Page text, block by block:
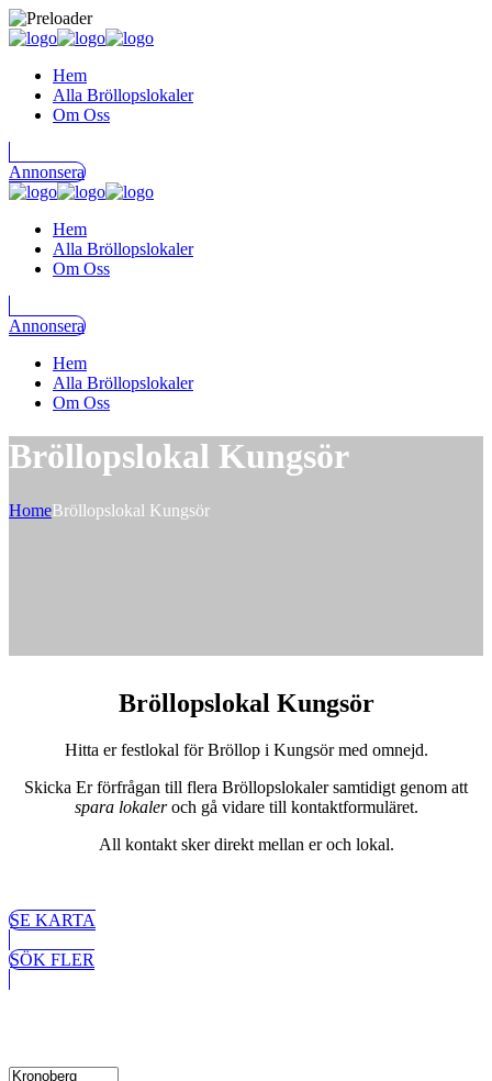
Hem
Alla Bröllopslokaler
Om Oss
Annonsera
Hem
Alla Bröllopslokaler
Om Oss
Annonsera
Hem
Alla Bröllopslokaler
Om Oss
Bröllopslokal Kungsör
HomeBröllopslokal Kungsör
Bröllopslokal Kungsör
Hitta er festlokal för Bröllop i Kungsör med omnejd.
Skicka Er förfrågan till flera Bröllopslokaler samtidigt genom att
spara lokaleroch gå vidare till kontaktformuläret.
All kontakt sker direkt mellan er och lokal.
SE KARTA
SÖK FLER